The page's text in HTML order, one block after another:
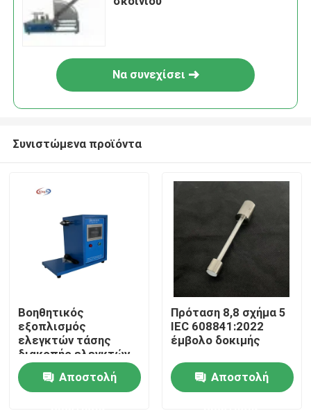
Να συνεχίσει
Συνιστώμενα προϊόντα
Βοηθητικός
εξοπλισμός
ελεγκτών τάσης
διακοπής ελεγκτών
IEC 60851-5 διπλός
στρίβονταςΑποστολή
Πρόταση 8,8 σχήμα 5
IEC 608841:2022
έμβολο δοκιμής
Αποστολή